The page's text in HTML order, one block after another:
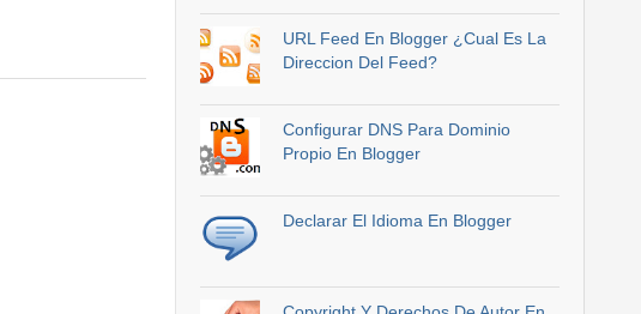
URL Feed En Blogger ¿Cual Es La
Direccion Del Feed?
Configurar DNS Para Dominio
Propio En Blogger
Declarar El Idioma En Blogger